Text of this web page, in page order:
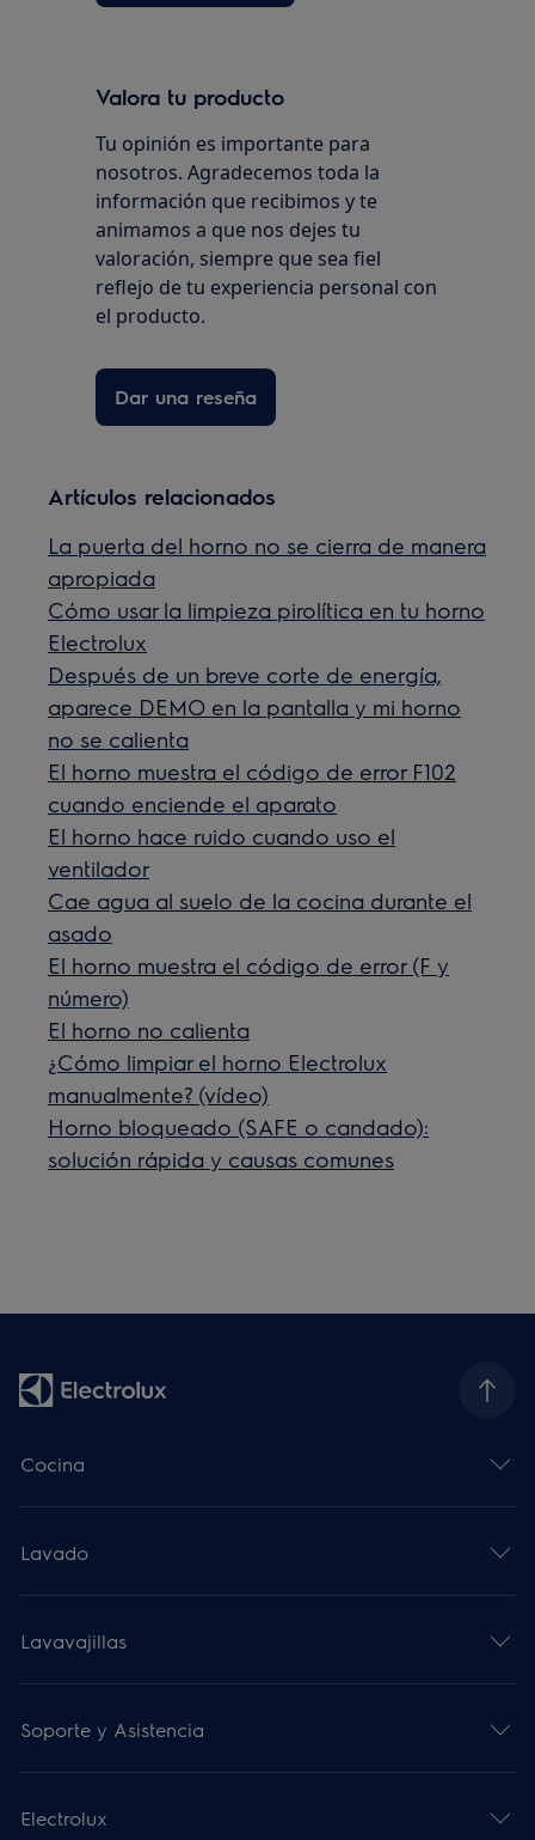
Valora tu producto
Tu opinión es importante para
nosotros. Agradecemos toda la
información que recibimos y te
animamos a que nos dejes tu
valoración, siempre que sea fiel
reflejo de tu experiencia personal con
el producto.
Dar una reseña
Artículos relacionados
La puerta del horno no se cierra de manera
apropiada
Cómo usar la limpieza pirolítica en tu horno
Electrolux
Después de un breve corte de energía,
aparece DEMO en la pantalla y mi horno
no se calienta
El horno muestra el código de error F102
cuando enciende el aparato
El horno hace ruido cuando uso el
ventilador
Cae agua al suelo de la cocina durante el
asado
El horno muestra el código de error (F y
número)
El horno no calienta
¿Cómo limpiar el horno Electrolux
manualmente? (vídeo)
Horno bloqueado (SAFE o candado):
solución rápida y causas comunes
Cocina
Lavado
Lavavajillas
Soporte y Asistencia
Electrolux